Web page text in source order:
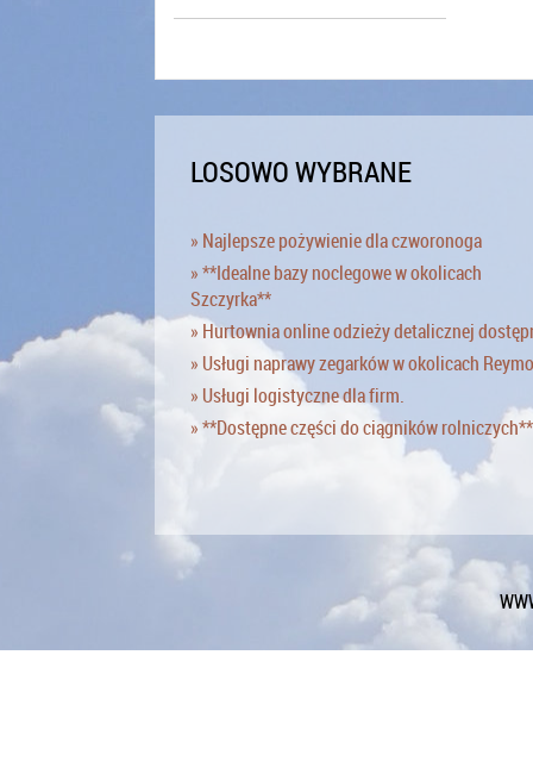
LOSOWO WYBRANE
» Najlepsze pożywienie dla czworonoga
» **Idealne bazy noclegowe w okolicach
Szczyrka**
» Hurtownia online odzieży detalicznej
» Usługi naprawy zegarków w okolicach
» Usługi logistyczne dla firm.
» **Dostępne części do ciągników rolniczych**